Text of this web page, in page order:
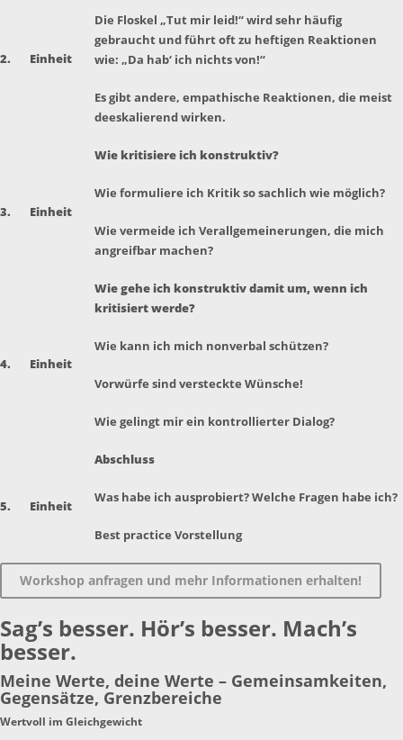
2. Einheit
Die Floskel „Tut mir leid!“ wird sehr häufig
gebraucht und führt oft zu heftigen Reaktionen
wie: „Da hab‘ ich nichts von!“
Es gibt andere, empathische Reaktionen, die meist
deeskalierend wirken.
3. Einheit
Wie kritisiere ich konstruktiv?
Wie formuliere ich Kritik so sachlich wie möglich?
Wie vermeide ich Verallgemeinerungen, die mich
angreifbar machen?
4. Einheit
Wie gehe ich konstruktiv damit um, wenn ich
kritisiert werde?
Wie kann ich mich nonverbal schützen?
Vorwürfe sind versteckte Wünsche!
Wie gelingt mir ein kontrollierter Dialog?
5. Einheit
Abschluss
Was habe ich ausprobiert? Welche Fragen habe ich?
Best practice Vorstellung
Workshop anfragen und mehr Informationen erhalten!
Sag’s besser. Hör’s besser. Mach’s
besser.
Meine Werte, deine Werte – Gemeinsamkeiten,
Gegensätze, Grenzbereiche
Wertvoll im Gleichgewicht